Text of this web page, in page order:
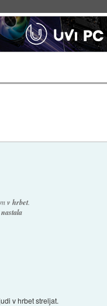
v hrbet.
v hrbet streljat.